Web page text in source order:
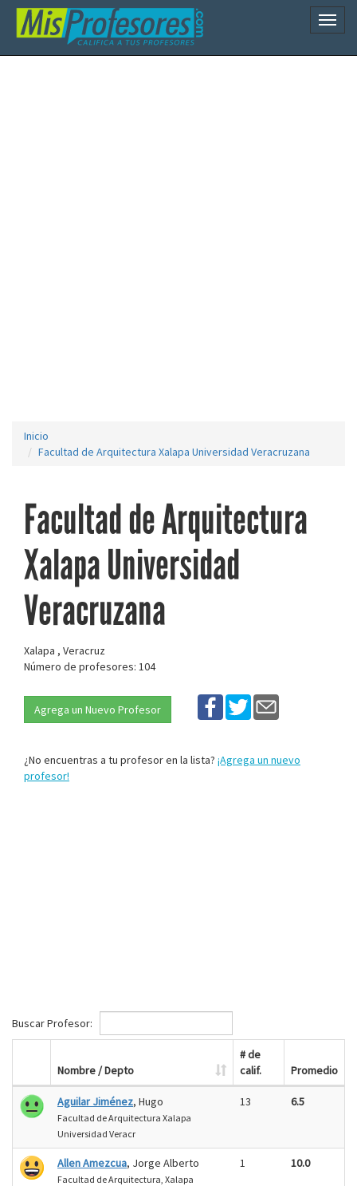
Inicio
Facultad de Arquitectura Xalapa Universidad Veracruzana
Facultad de Arquitectura
Xalapa Universidad
Veracruzana
Xalapa , Veracruz
Número de profesores: 104
Agrega un Nuevo Profesor
¿No encuentras a tu profesor en la lista? ¡Agrega un nuevo
profesor!
Buscar Profesor:
Nombre / Depto
# de
calif.
Promedio
Aguilar Jiménez, Hugo
Facultad de Arquitectura Xalapa
Universidad Veracr
13 6.5
Allen Amezcua, Jorge Alberto
Facultad de Arquitectura, Xalapa
1 10.0